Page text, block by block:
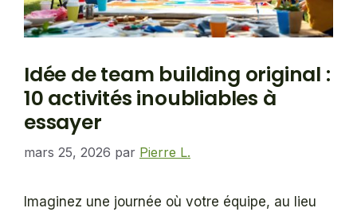
Idée de team building original :
10 activités inoubliables à
essayer
mars 25, 2026 par Pierre L.
Imaginez une journée où votre équipe, au lieu